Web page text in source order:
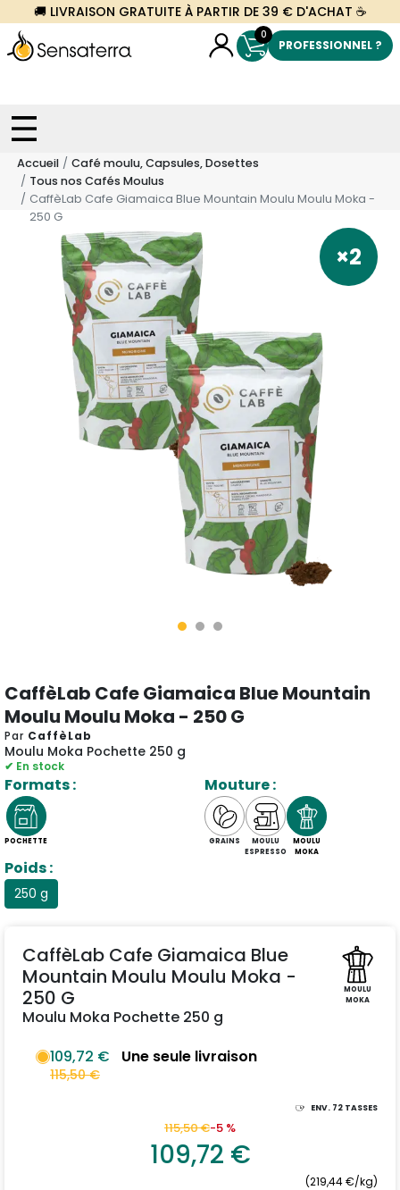
🚚 LIVRAISON GRATUITE À PARTIR DE 39 € D'ACHAT ☕
0
PROFESSIONNEL ?
Accueil
Café moulu, Capsules, Dosettes
Tous nos Cafés Moulus
CaffèLab Cafe Giamaica Blue Mountain Moulu Moulu Moka -
250 G
×2
CaffèLab Cafe Giamaica Blue Mountain
Moulu Moulu Moka - 250 G
Par CaffèLab
Moulu Moka Pochette 250 g
✔ En stock
Formats :
POCHETTE
Mouture :
GRAINS
MOULU
ESPRESSO
MOULU
MOKA
Poids :
250 g
MOULU
MOKA
CaffèLab Cafe Giamaica Blue
Mountain Moulu Moulu Moka -
250 G
Moulu Moka Pochette 250 g
109,72 €
115,50 €
Une seule livraison
ENV. 72 TASSES
115,50 €-5 %
109,72 €
(219,44 €/kg)